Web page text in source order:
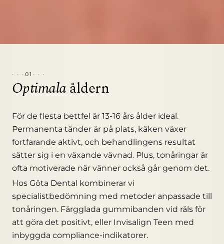
01
Optimalaåldern
För de flesta bettfel är 13-16 års ålder ideal.
Permanenta tänder är på plats, käken växer
fortfarande aktivt, och behandlingens resultat
sätter sig i en växande vävnad. Plus, tonåringar är
ofta motiverade när vänner också går genom det.
Hos Göta Dental kombinerar vi
specialistbedömning med metoder anpassade till
tonåringen. Färgglada gummibanden vid räls för
att göra det positivt, eller Invisalign Teen med
inbyggda compliance-indikatorer.